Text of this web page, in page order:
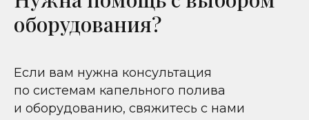
оборудования?
Если вам нужна консультация
по системам капельного полива
и оборудованию, свяжитесь с нами